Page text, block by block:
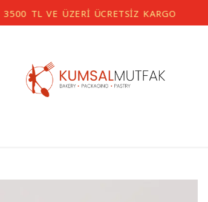
3500 TL VE ÜZERİ ÜCRETSİZ KARGO